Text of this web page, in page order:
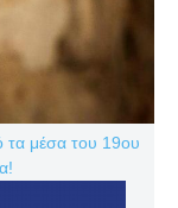
τα μέσα του 19ου